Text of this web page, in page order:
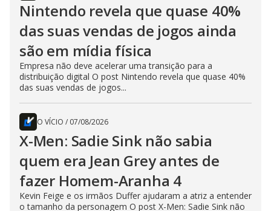
Nintendo revela que quase 40%
das suas vendas de jogos ainda
são em mídia física
Empresa não deve acelerar uma transição para a
distribuição digital O post Nintendo revela que quase 40%
das suas vendas de jogos...
O VÍCIO / 07/08/2026
X-Men: Sadie Sink não sabia
quem era Jean Grey antes de
fazer Homem-Aranha 4
Kevin Feige e os irmãos Duffer ajudaram a atriz a entender
o tamanho da personagem O post X-Men: Sadie Sink não